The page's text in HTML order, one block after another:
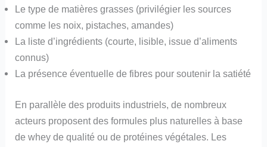
Le type de matières grasses (privilégier les sources
comme les noix, pistaches, amandes)
La liste d’ingrédients (courte, lisible, issue d’aliments
connus)
La présence éventuelle de fibres pour soutenir la satiété
En parallèle des produits industriels, de nombreux
acteurs proposent des formules plus naturelles à base
de whey de qualité ou de protéines végétales. Les